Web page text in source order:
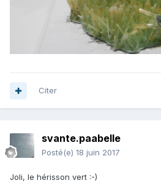
Citer
svante.paabelle
Posté(e) 18 juin 2017
Joli, le hérisson vert :-)